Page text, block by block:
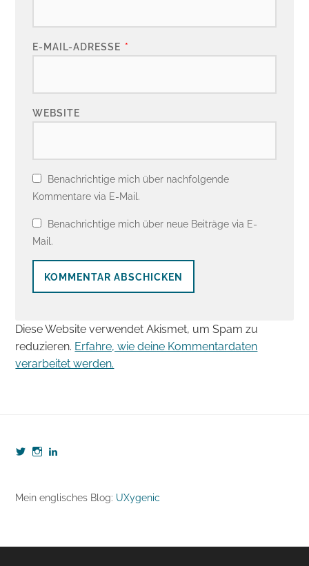
E-MAIL-ADRESSE *
WEBSITE
Benachrichtige mich über nachfolgende
Kommentare via E-Mail.
Benachrichtige mich über neue Beiträge via E-
Mail.
Diese Website verwendet Akismet, um Spam zu
reduzieren. Erfahre, wie deine Kommentardaten
verarbeitet werden.
Profil
Twitter
anzeigen
Profil
Instagram
anzeigen
8190b5b7
Mein englisches Blog: UXygenic